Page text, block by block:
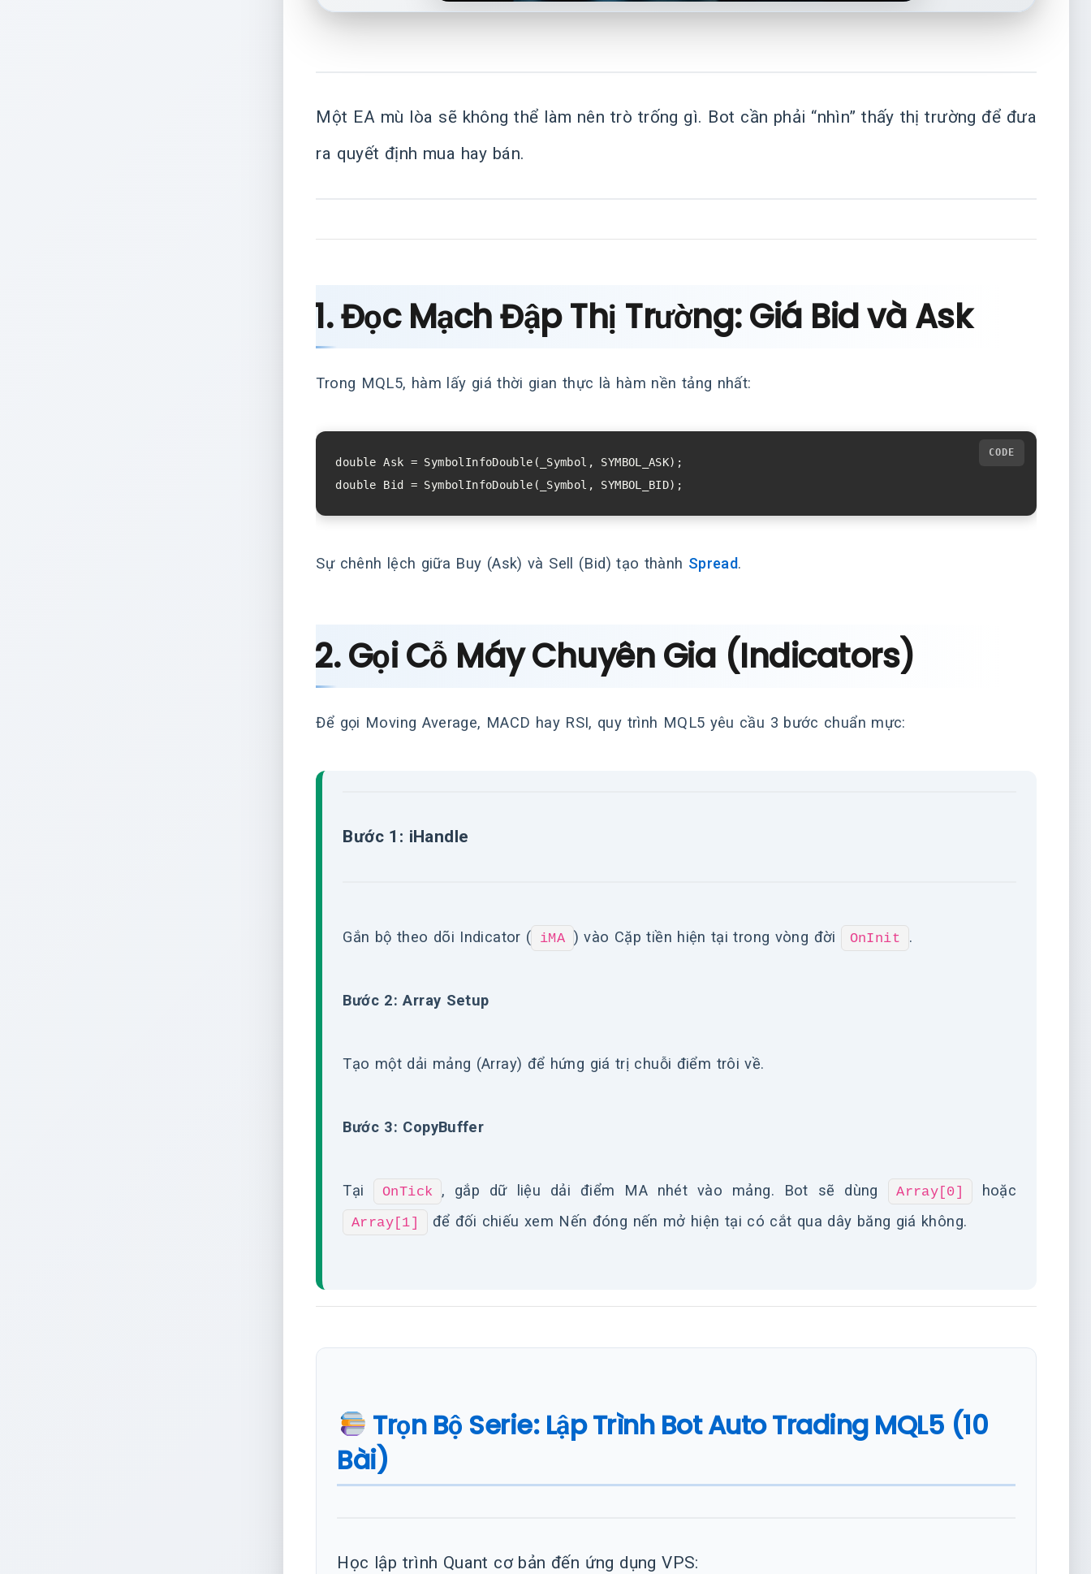
Một EA mù lòa sẽ không thể làm nên trò trống gì. Bot cần phải “nhìn” thấy thị trường để đưa
ra quyết định mua hay bán.
1. Đọc Mạch Đập Thị Trường: Giá Bid và Ask
Trong MQL5, hàm lấy giá thời gian thực là hàm nền tảng nhất:
double Ask = SymbolInfoDouble(_Symbol, SYMBOL_ASK);
Sự chênh lệch giữa Buy (Ask) và Sell (Bid) tạo thành Spread.
2. Gọi Cỗ Máy Chuyên Gia (Indicators)
Để gọi Moving Average, MACD hay RSI, quy trình MQL5 yêu cầu 3 bước chuẩn mực:
Bước 1: iHandle
Gắn bộ theo dõi Indicator ( iMA ) vào Cặp tiền hiện tại trong vòng đời OnInit .
Bước 2: Array Setup
Tạo một dải mảng (Array) để hứng giá trị chuỗi điểm trôi về.
Bước 3: CopyBuffer
Tại OnTick , gắp dữ liệu dải điểm MA nhét vào mảng. Bot sẽ dùng Array[0] hoặc
Array[1] để đối chiếu xem Nến đóng nến mở hiện tại có cắt qua dây băng giá không.
Trọn Bộ Serie: Lập Trình Bot Auto Trading MQL5 (10
Bài)
Học lập trình Quant cơ bản đến ứng dụng VPS: